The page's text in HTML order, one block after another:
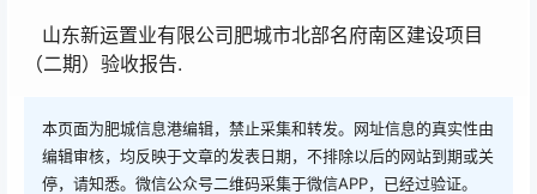
山东新运置业有限公司肥城市北部名府南区建设项目
（二期）验收报告.
本页面为肥城信息港编辑，禁止采集和转发。网址信息的真实性由
编辑审核，均反映于文章的发表日期，不排除以后的网站到期或关
停，请知悉。微信公众号二维码采集于微信APP，已经过验证。